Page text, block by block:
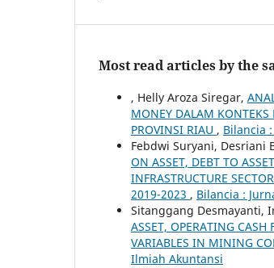
Most read articles by the
, Helly Aroza Siregar,
MONEY DALAM
PROVINSI RIAU , Bilancia
Febdwi Suryani, Desriani
ON ASSET, DEBT TO
INFRASTRUCTURE
2019-2023 , Bilancia :
Sitanggang Desmayanti,
ASSET, OPERATING
VARIABLES IN MINING
Ilmiah Akuntansi